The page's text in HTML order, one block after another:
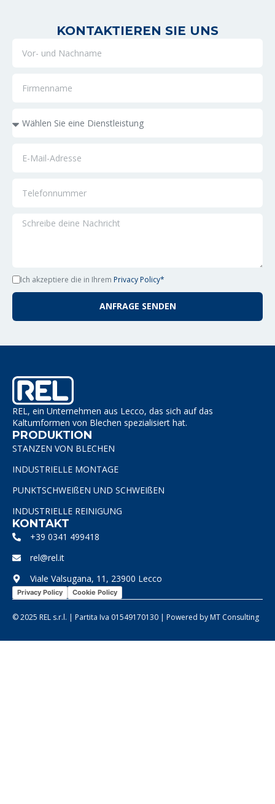
KONTAKTIEREN SIE UNS
Ich akzeptiere die in Ihrem Privacy Policy*
ANFRAGE SENDEN
REL, ein Unternehmen aus Lecco, das sich auf das
Kaltumformen von Blechen spezialisiert hat.
PRODUKTION
STANZEN VON BLECHEN
INDUSTRIELLE MONTAGE
PUNKTSCHWEIßEN UND SCHWEIßEN
INDUSTRIELLE REINIGUNG
KONTAKT
+39 0341 499418
rel@rel.it
Viale Valsugana, 11, 23900 Lecco
Privacy Policy Cookie Policy
© 2025 REL s.r.l. | Partita Iva 01549170130 | Powered byMT Consulting